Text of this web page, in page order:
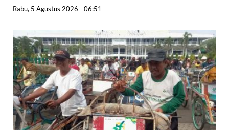
Rabu, 5 Agustus 2026 - 06:51